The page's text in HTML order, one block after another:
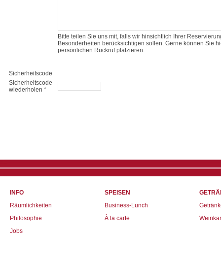
Bitte teilen Sie uns mit, falls wir hinsichtlich Ihrer
Besonderheiten berücksichtigen sollen. Gerne können Sie
persönlichen Rückruf platzieren.
Sicherheitscode
Sicherheitscode
wiederholen *
INFO
Räumlichkeiten
Philosophie
Jobs
SPEISEN
Business-Lunch
À la carte